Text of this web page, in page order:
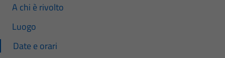
A chi è rivolto
Luogo
Date e orari